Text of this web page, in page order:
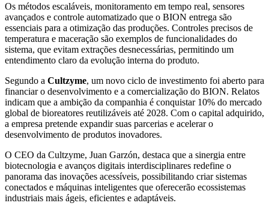
Os métodos escaláveis, monitoramento em tempo real, sensores
avançados e controle automatizado que o BION entrega são
essenciais para a otimização das produções. Controles precisos de
temperatura e maceração são exemplos de funcionalidades do
sistema, que evitam extrações desnecessárias, permitindo um
entendimento claro da evolução interna do produto.
Segundo a Cultzyme, um novo ciclo de investimento foi aberto para
financiar o desenvolvimento e a comercialização do BION. Relatos
indicam que a ambição da companhia é conquistar 10% do mercado
global de bioreatores reutilizáveis até 2028. Com o capital adquirido,
a empresa pretende expandir suas parcerias e acelerar o
desenvolvimento de produtos inovadores.
O CEO da Cultzyme, Juan Garzón, destaca que a sinergia entre
biotecnologia e avanços digitais interdisciplinares redefine o
panorama das inovações acessíveis, possibilitando criar sistemas
conectados e máquinas inteligentes que oferecerão ecossistemas
industriais mais ágeis, eficientes e adaptáveis.